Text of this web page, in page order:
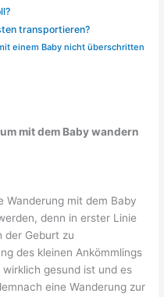
transportieren?
einem Baby nicht überschritten
mit dem Baby wandern
Wanderung mit dem Baby
denn in erster Linie
der Geburt zu
des kleinen Ankömmlings
gesund ist und es
eine Wanderung zur